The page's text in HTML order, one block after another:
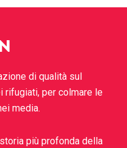
di qualità sul
rifugiati, per colmare le
media.
più profonda della